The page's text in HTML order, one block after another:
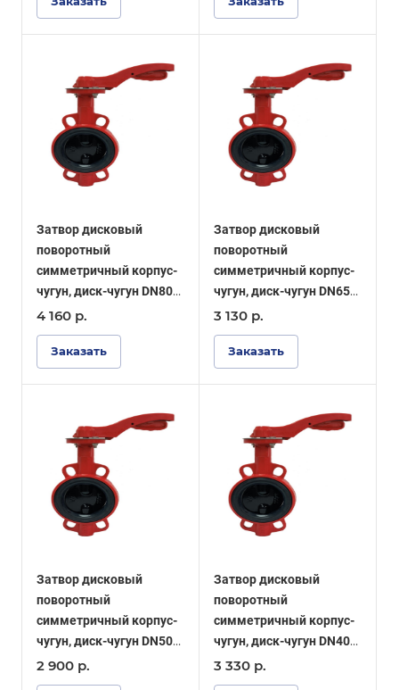
Затвор дисковый
поворотный
симметричный корпус-
чугун, диск-чугун DN80
PN16, уплотнение EPDM
- ОПТИМА
4 160 р.
Заказать
Затвор дисковый
поворотный
симметричный корпус-
чугун, диск-чугун DN65
PN16, уплотнение EPDM
- ОПТИМА
3 130 р.
Заказать
Затвор дисковый
поворотный
симметричный корпус-
чугун, диск-чугун DN50
PN16, уплотнение EPDM
- ОПТИМА
2 900 р.
Затвор дисковый
поворотный
симметричный корпус-
чугун, диск-чугун DN40
PN16, уплотнение EPDM
- ОПТИМА
3 330 р.